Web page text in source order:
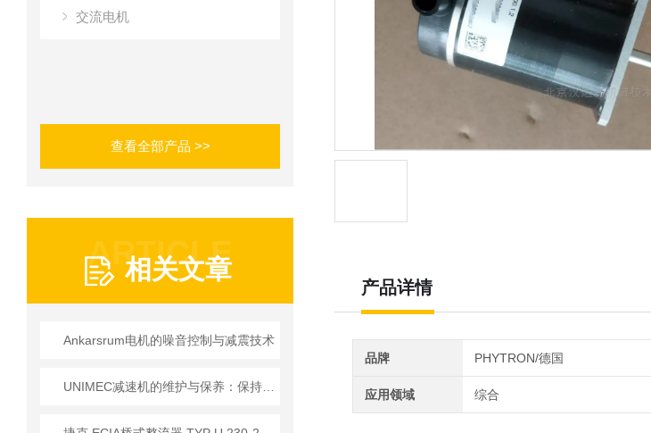
交流电机
查看全部产品 >>
ARTICLE
相关文章
Ankarsrum电机的噪音控制与减震技术
产品详情
品牌 PHYTRON/德国
应用领域 综合